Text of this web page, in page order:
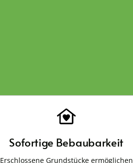
Sofortige Bebaubarkeit
Erschlossene Grundstücke ermöglichen